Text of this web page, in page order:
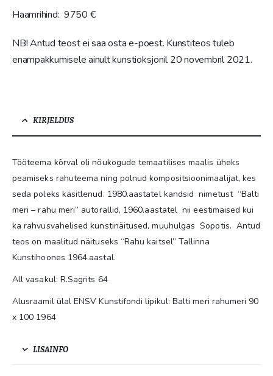
Haamrihind: 9750 €
NB! Antud teost ei saa osta e-poest. Kunstiteos tuleb
enampakkumisele ainult kunstioksjonil 20 novembril 2021.
KIRJELDUS
Tööteema kõrval oli nõukogude temaatilises maalis üheks
peamiseks rahuteema ning polnud kompositsioonimaalijat, kes
seda poleks käsitlenud. 1980.aastatel kandsid nimetust “Balti
meri – rahu meri” autorallid, 1960.aastatel nii eestimaised kui
ka rahvusvahelised kunstinäitused, muuhulgas Sopotis. Antud
teos on maalitud näituseks “Rahu kaitsel” Tallinna
Kunstihoones 1964.aastal.
All vasakul: R.Sagrits 64
Alusraamil ülal ENSV Kunstifondi lipikul: Balti meri rahumeri 90
x 100 1964
LISAINFO